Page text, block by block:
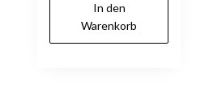
In den
Warenkorb